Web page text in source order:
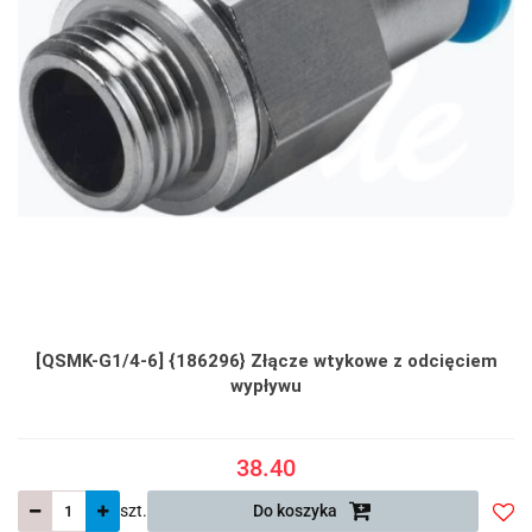
[QSMK-G1/4-6] {186296} Złącze wtykowe z odcięciem
wypływu
38.40
szt. Do koszyka